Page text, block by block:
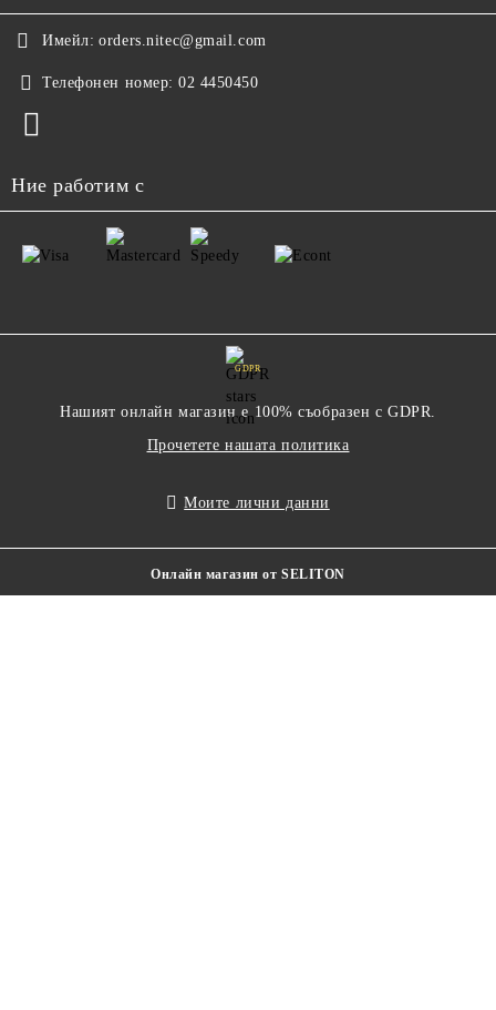
Имейл: orders.nitec@gmail.com
Телефонен номер: 02 4450450
Ние работим с
GDPR
Нашият онлайн магазин е 100% съобразен с GDPR.
Прочетете нашата политика
Моите лични данни
Онлайн магазин от SELITON